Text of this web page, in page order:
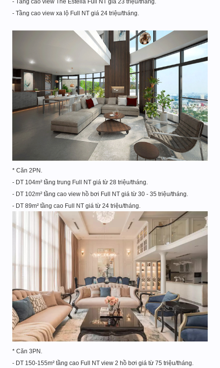
- Tầng cao view xa lộ Full NT giá 24 triệu/tháng.
* Căn 2PN.
- DT 104m² tầng trung Full NT giá từ 28 triệu/tháng.
- DT 102m² tầng cao view hồ bơi Full NT giá từ 30 - 35 triệu/tháng.
- DT 89m² tầng cao Full NT giá từ 24 triệu/tháng.
* Căn 3PN.
- DT 150-155m² tầng cao Full NT view 2 hồ bơi giá từ 75 triệu/tháng.